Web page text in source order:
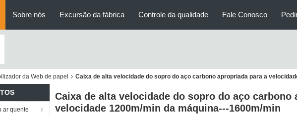
Sobre nós Excursão da fábrica Controle da qualidade Fale Conosco
da Web de papel Caixa de alta velocidade do sopro do aço carbono apropriada para a
ar quente
Caixa de alta velocidade do sopro do aço carbono
velocidade 1200m/min da máquina---1600m/min